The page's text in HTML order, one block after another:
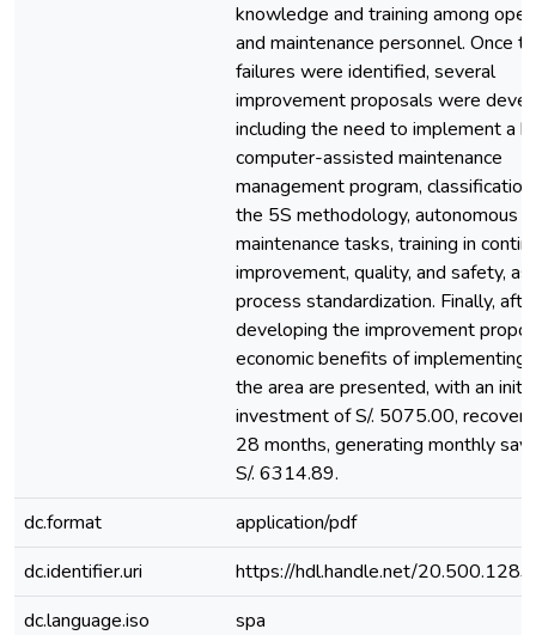
knowledge and training among
and maintenance personnel. Once
failures were identified, several
improvement proposals were
including the need to implement a
computer-assisted maintenance
management program,
the 5S methodology, autonomous
maintenance tasks, training in
improvement, quality, and safety,
process standardization. Finally,
developing the improvement
economic benefits of implementing
the area are presented, with an
investment of S/. 5075.00,
28 months, generating monthly
S/. 6314.89.
dc.format
application/pdf
dc.identifier.uri
https://hdl.handle.net/
dc.language.iso
spa